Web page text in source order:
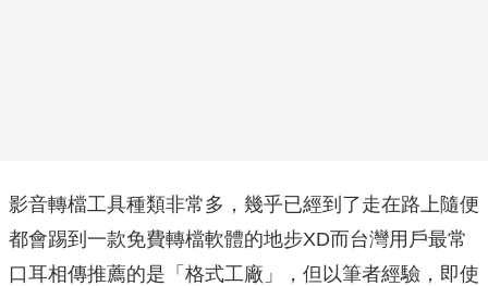
影音轉檔工具種類非常多，幾乎已經到了走在路上隨便
都會踢到一款免費轉檔軟體的地步XD而台灣用戶最常
口耳相傳推薦的是「格式工廠」，但以筆者經驗，即使